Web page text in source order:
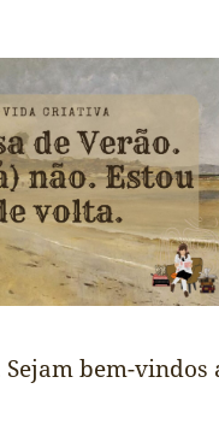
Sejam bem-